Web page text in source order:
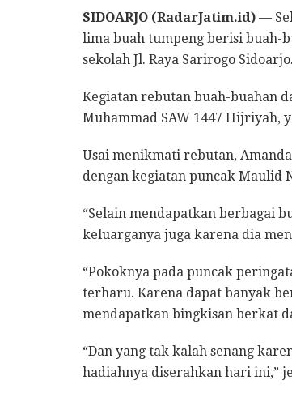
SIDOARJO (RadarJatim.id) —
lima buah tumpeng berisi buah-
sekolah Jl. Raya Sarirogo Sidoarjo.
Kegiatan rebutan buah-buahan
Muhammad SAW 1447 Hijriyah,
Usai menikmati rebutan,
dengan kegiatan puncak Maulid
“Selain mendapatkan berbagai
keluarganya juga karena dia
“Pokoknya pada puncak
terharu. Karena dapat banyak
mendapatkan bingkisan berkat
“Dan yang tak kalah senang
hadiahnya diserahkan hari ini,”